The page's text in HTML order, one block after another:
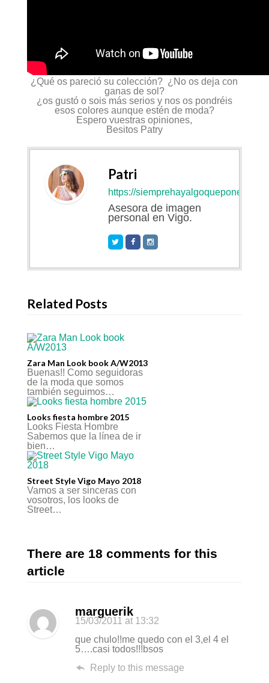
¿Qué os pareció su colección? ¿No os deja con
ganas de sol?
¿os gustó o sois más serios y nos os pondréis
esos colores aunque estén de moda?
Espero vuestras opiniones,
Besitos Patry
Patri
https://
Asesora de imagen
personal en Vigo.
Related Posts
Zara Man Look book A/W2013
Buenas!! Como seguidoras
de la moda que somos
también seguimos…
Looks fiesta hombre 2015
Looks Fiesta Hombre
Sabemos que la línea de ir
bien…
Street Style Vigo Mayo 2018
Vamos a ser sinceras con
vosotros, los looks de
Street…
There are 18 comments for this
article
marguerik
15/03/2011 at 13:32
que chulo!!me quedo con el 3,el 4 el
5….casi todos!!!bsos
Reply to this message